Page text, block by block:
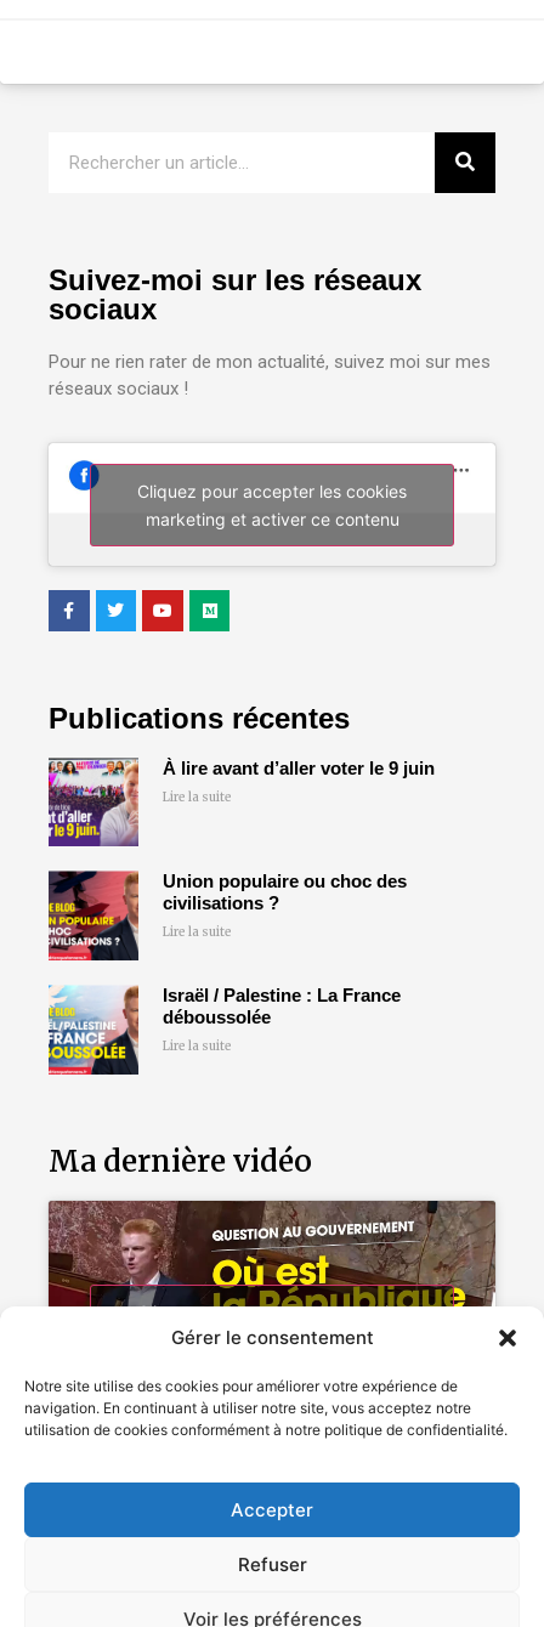
Gérer le consentement
Notre site utilise des cookies pour améliorer votre expérience de
navigation. En continuant à utiliser notre site, vous acceptez notre
utilisation de cookies conformément à notre politique de confidentialité.
Accepter
Refuser
Voir les préférences
Suivez-moi sur les réseaux
sociaux
Pour ne rien rater de mon actualité, suivez moi sur mes
réseaux sociaux !
Cliquez pour accepter les cookies
marketing et activer ce contenu
Publications récentes
À lire avant d’aller voter le 9 juin
Lire la suite
Union populaire ou choc des
civilisations ?
Lire la suite
Israël / Palestine : La France
déboussolée
Lire la suite
Ma dernière vidéo
Cliquez pour accepter les cookies
marketing et activer ce contenu